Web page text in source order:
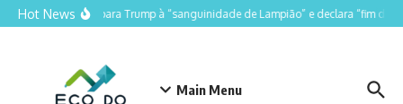
Ir para o conteúdo
Hot NewsLula compara Trump à “sanguinidade de Lampião” e declara “fim do
Main Menu